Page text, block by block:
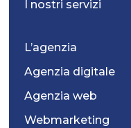
I nostri servizi
L’agenzia
Agenzia digitale
Agenzia web
Webmarketing